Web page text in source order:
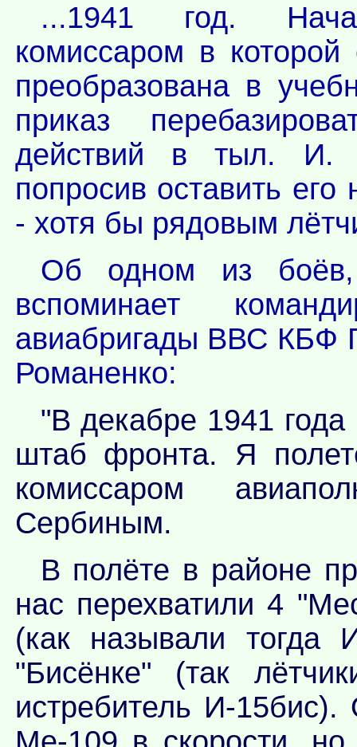
...1941 год.
комиссаром в
преобразована в
приказ
действий в тыл. И.
попросив оставить
- хотя бы рядовым
Об одном из
вспоминает
авиабригады ВВС КБФ
Романенко:
"В декабре 1941
штаб фронта. Я
комиссаром
Сербиным.
В полёте в районе
нас перехватили 4
(как называли
"Бисёнке" (так
истребитель И-15бис).